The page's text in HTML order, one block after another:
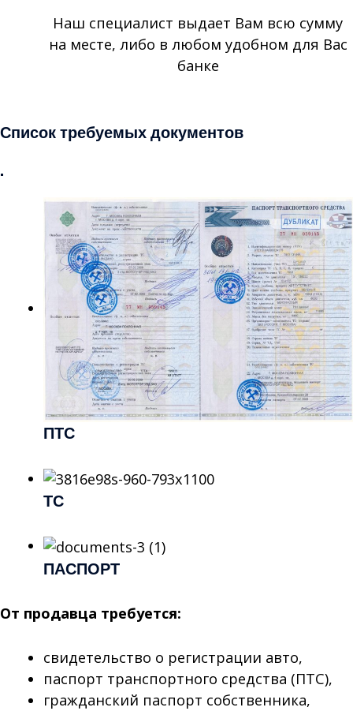
Наш специалист выдает Вам всю сумму
на месте, либо в любом удобном для Вас
банке
Список требуемых документов
.
ПТС
ТС
ПАСПОРТ
От продавца требуется:
свидетельство о регистрации авто,
паспорт транспортного средства (ПТС),
гражданский паспорт собственника,